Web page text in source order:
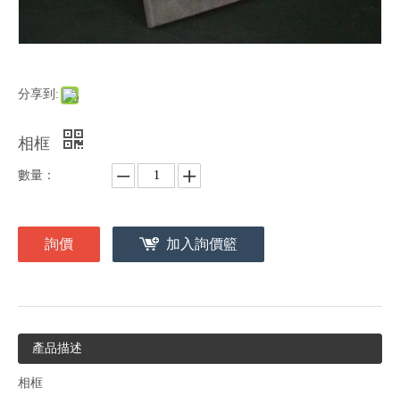
分享到:
相框
數量：
詢價 加入詢價籃
產品描述
相框